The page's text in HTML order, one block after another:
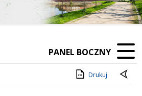
PANEL BOCZNY
Drukuj